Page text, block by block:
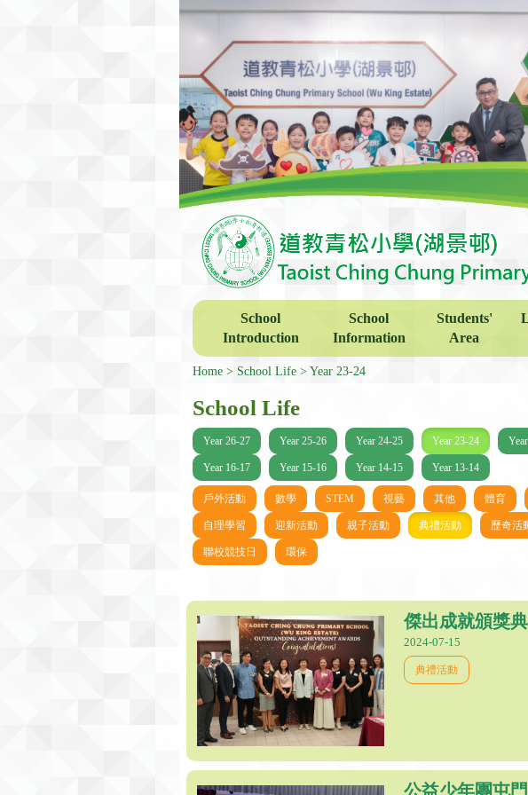
School
Introduction
School
Information
Students'
Area
Home School Life Year 23-24
School Life
Year 26-27 Year 25-26 Year 24-25 Year 23-24
Year 16-17 Year 15-16 Year 14-15 Year 13-14
戶外活動 數學 STEM 視藝 其他 體育
自理學習 迎新活動 親子活動 典禮活動 歷奇活
聯校競技日 環保
傑出成就頒獎
2024-07-15
典禮活動
公益少年團屯